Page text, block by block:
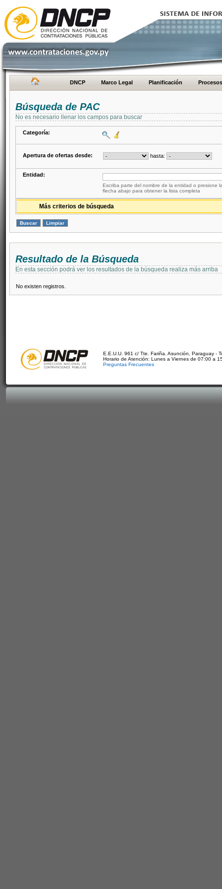
DNCP Marco Legal Planificación Procesos
Búsqueda de PAC
No es necesario llenar los campos para buscar
Categoría:
Apertura de ofertas desde: hasta:
Entidad:
Escriba parte del nombre de la entidad o presione
flecha abajo para obtener la lista completa
Más criterios de búsqueda
Resultado de la Búsqueda
En esta sección podrá ver los resultados de la búsqueda realiza más arriba
No existen registros.
E.E.U.U. 961 c/ Tte. Fariña. Asunción, Paraguay -
Horario de Atención: Lunes a Viernes de 07:00 a
Preguntas Frecuentes